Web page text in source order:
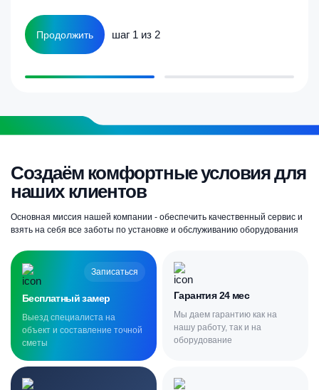
Продолжить шаг 1 из 2
Создаём комфортные условия для
наших клиентов
Основная миссия нашей компании - обеспечить качественный сервис и
взять на себя все заботы по установке и обслуживанию оборудования
Записаться
Бесплатный замер
Выезд специалиста на
объект и составление точной
сметы
Гарантия 24 мес
Мы даем гарантию как на
нашу работу, так и на
оборудование